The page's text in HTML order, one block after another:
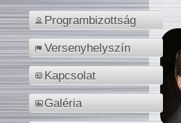
Programbizottság
Versenyhelyszín
Kapcsolat
Galéria